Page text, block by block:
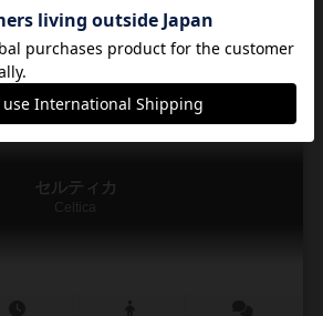
11
経験あり
2
お気に入り
3
持ってる
セルティカ
Celtica